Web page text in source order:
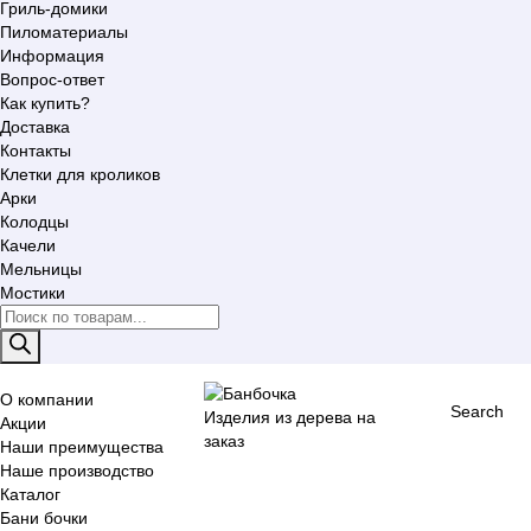
Гриль-домики
Пиломатериалы
Информация
Вопрос-ответ
Как купить?
Доставка
Контакты
Клетки для кроликов
Арки
Колодцы
Качели
Мельницы
Мостики
Поиск
товаров
Изделия из дерева на
заказ
Search
О компании
Акции
Наши преимущества
Наше производство
Каталог
Бани бочки